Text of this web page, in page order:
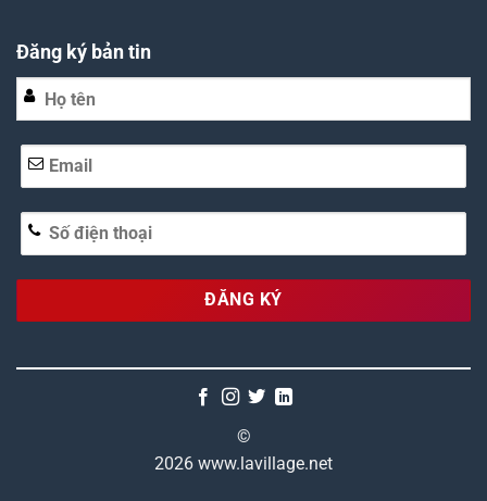
Đăng ký bản tin
©
2026 www.lavillage.net